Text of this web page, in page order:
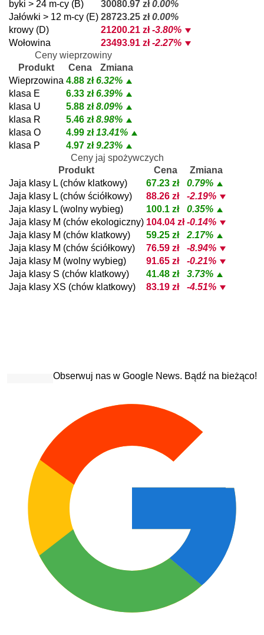
byki > 24 m-cy (B) 30080.97 zł 0.00%
Jałówki > 12 m-cy (E) 28723.25 zł 0.00%
krowy (D)
21200.21 zł -3.80%
Wołowina
23493.91 zł -2.27%
Ceny wieprzowiny
Produkt
Cena
Zmiana
Wieprzowina 4.88 zł 6.32%
klasa E
6.33 zł 6.39%
klasa U
5.88 zł 8.09%
klasa R
5.46 zł 8.98%
klasa O
4.99 zł 13.41%
klasa P
4.97 zł 9.23%
Ceny jaj spożywczych
Produkt
Cena
Zmiana
Jaja klasy L (chów klatkowy)
67.23 zł
0.79%
Jaja klasy L (chów ściółkowy)
88.26 zł
-2.19%
Jaja klasy L (wolny wybieg)
100.1 zł
0.35%
Jaja klasy M (chów ekologiczny) 104.04 zł -0.14%
Jaja klasy M (chów klatkowy)
59.25 zł
2.17%
Jaja klasy M (chów ściółkowy)
76.59 zł
-8.94%
Jaja klasy M (wolny wybieg)
91.65 zł
-0.21%
Jaja klasy S (chów klatkowy)
41.48 zł
3.73%
Jaja klasy XS (chów klatkowy)
83.19 zł -4.51%
Obserwuj nas w Google News. Bądź na bieżąco!